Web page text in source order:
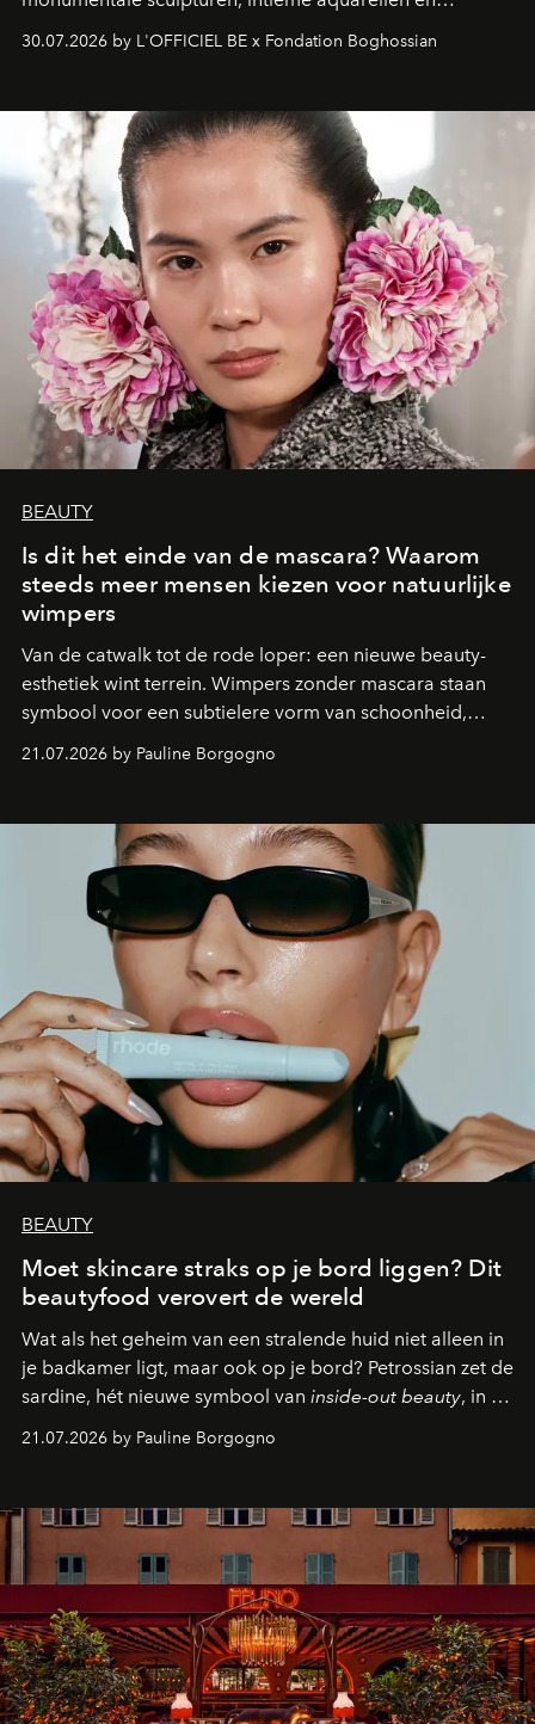
fonkelend Murano-glas creëert de Franse kunstenaar
een emotionele reis waarin elk werk de herinnering
moment van verwondering.
30.07.2026 by L'OFFICIEL BE x Fondation Boghossian
BEAUTY
Is dit het einde van de mascara? Waarom
steeds meer mensen kiezen voor natuurlijke
wimpers
Van de catwalk tot de rode loper: een nieuwe beauty-
esthetiek wint terrein. Wimpers zonder mascara staan
symbool voor een subtielere vorm van schoonheid,
waarin zelfvertrouwen belangrijker is dan een overvloed
aan make-up.
21.07.2026 by Pauline Borgogno
BEAUTY
Moet skincare straks op je bord liggen? Dit
beautyfood verovert de wereld
Wat als het geheim van een stralende huid niet alleen in
je badkamer ligt, maar ook op je bord? Petrossian zet de
sardine, hét nieuwe symbool van inside-out beauty, in de
kijker met twee gastronomische creaties.
21.07.2026 by Pauline Borgogno